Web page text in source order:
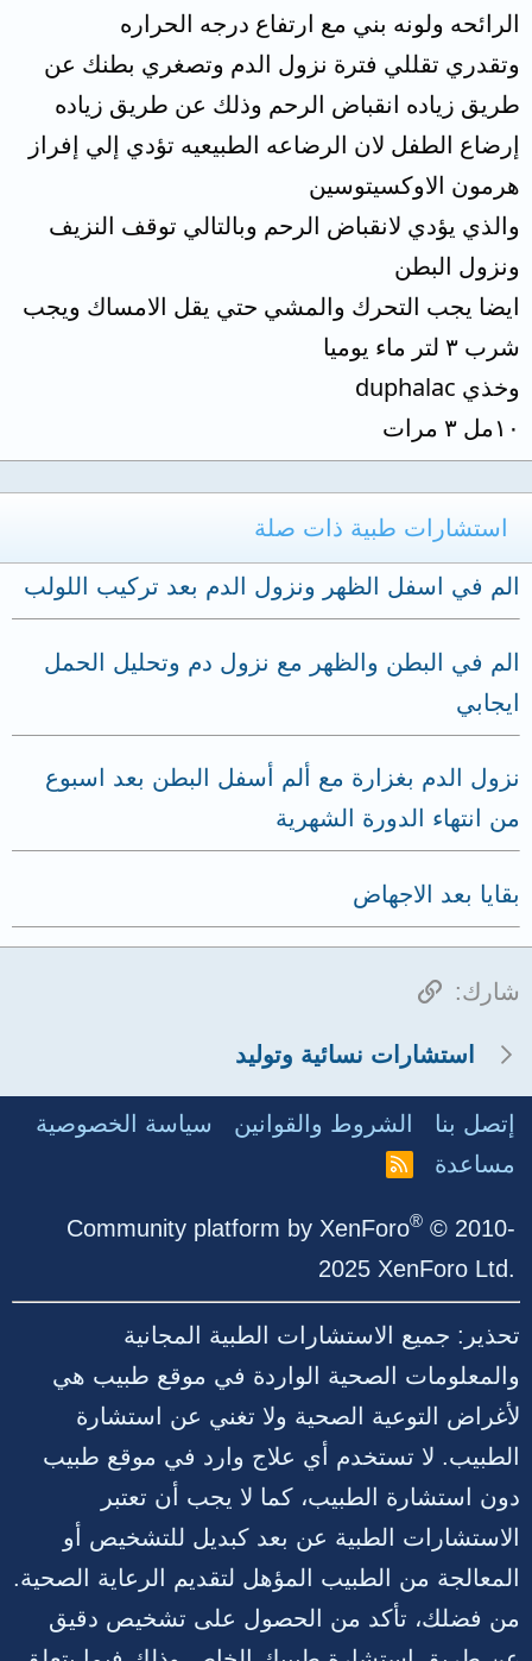
الرائحه ولونه بني مع ارتفاع درجه الحراره
وتقدري تقللي فترة نزول الدم وتصغري بطنك عن
طريق زياده انقباض الرحم وذلك عن طريق زياده
إرضاع الطفل لان الرضاعه الطبيعيه تؤدي إلي إفراز
هرمون الاوكسيتوسين
والذي يؤدي لانقباض الرحم وبالتالي توقف النزيف
ونزول البطن
ايضا يجب التحرك والمشي حتي يقل الامساك ويجب
شرب ٣ لتر ماء يوميا
وخذي duphalac
١٠مل ٣ مرات
استشارات طبية ذات صلة
الم في اسفل الظهر ونزول الدم بعد تركيب اللولب
الم في البطن والظهر مع نزول دم وتحليل الحمل
ايجابي
نزول الدم بغزارة مع ألم أسفل البطن بعد اسبوع
من انتهاء الدورة الشهرية
بقايا بعد الاجهاض
شارك: الرابط
استشارات نسائية وتوليد
إتصل بنا الشروط والقوانين
سياسة الخصوصية
مساعدة
R
Community platform by XenForo® © 2010-
2025 XenForo Ltd.
تحذير: جميع الاستشارات الطبية المجانية
والمعلومات الصحية الواردة في موقع طبيب هي
لأغراض التوعية الصحية ولا تغني عن استشارة
الطبيب. لا تستخدم أي علاج وارد في موقع طبيب
دون استشارة الطبيب، كما لا يجب أن تعتبر
الاستشارات الطبية عن بعد كبديل للتشخيص أو
المعالجة من الطبيب المؤهل لتقديم الرعاية الصحية.
من فضلك، تأكد من الحصول على تشخيص دقيق